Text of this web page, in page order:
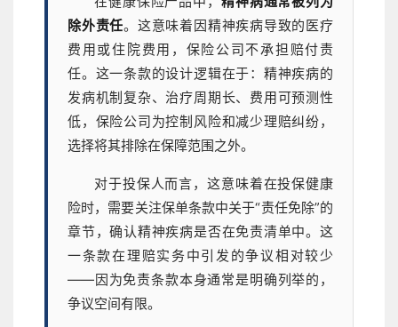
除外责任。这意味着因精神疾病导致的医疗
费用或住院费用，保险公司不承担赔付责
任。这一条款的设计逻辑在于：精神疾病的
发病机制复杂、治疗周期长、费用可预测性
低，保险公司为控制风险和减少理赔纠纷，
选择将其排除在保障范围之外。
对于投保人而言，这意味着在投保健康
险时，需要关注保单条款中关于“责任免除”的
章节，确认精神疾病是否在免责清单中。这
一条款在理赔实务中引发的争议相对较少
——因为免责条款本身通常是明确列举的，
争议空间有限。